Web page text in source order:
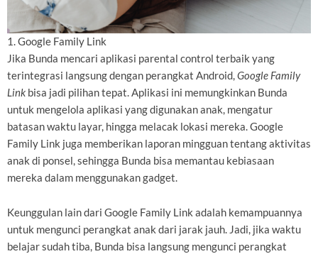
1. Google Family Link
Jika Bunda mencari aplikasi parental control terbaik yang
terintegrasi langsung dengan perangkat Android,Google Family
Link bisa jadi pilihan tepat. Aplikasi ini memungkinkan Bunda
untuk mengelola aplikasi yang digunakan anak, mengatur
batasan waktu layar, hingga melacak lokasi mereka. Google
Family Link juga memberikan laporan mingguan tentang aktivitas
anak di ponsel, sehingga Bunda bisa memantau kebiasaan
mereka dalam menggunakan gadget.
Keunggulan lain dari Google Family Link adalah kemampuannya
untuk mengunci perangkat anak dari jarak jauh. Jadi, jika waktu
belajar sudah tiba, Bunda bisa langsung mengunci perangkat